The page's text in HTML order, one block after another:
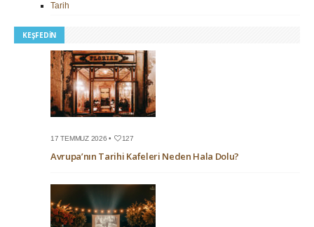
Tarih
KEŞFEDIN
17 TEMMUZ 2026 • 127
Avrupa’nın Tarihi Kafeleri Neden Hala Dolu?